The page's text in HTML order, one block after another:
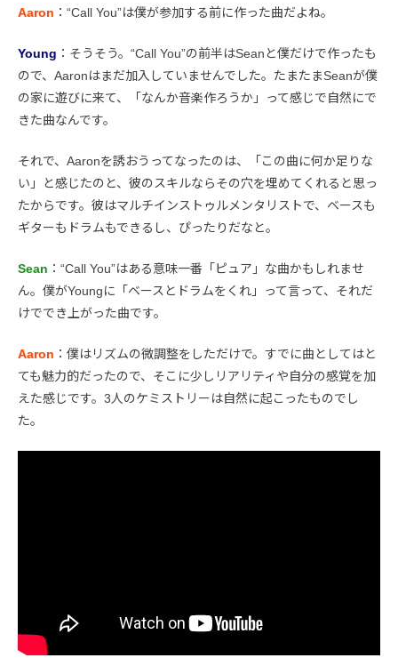
Aaron ：“Call You”は僕が参加する前に作った曲だよね。
Young ：そうそう。“Call You”の前半はSeanと僕だけで作ったも
ので、Aaronはまだ加入していませんでした。たまたまSeanが僕
の家に遊びに来て、「なんか音楽作ろうか」って感じで自然にで
きた曲なんです。
それで、Aaronを誘おうってなったのは、「この曲に何か足りな
い」と感じたのと、彼のスキルならその穴を埋めてくれると思っ
たからです。彼はマルチインストゥルメンタリストで、ベースも
ギターもドラムもできるし、ぴったりだなと。
Sean ：“Call You”はある意味一番「ピュア」な曲かもしれませ
ん。僕がYoungに「ベースとドラムをくれ」って言って、それだ
けででき上がった曲です。
Aaron ：僕はリズムの微調整をしただけで。すでに曲としてはと
ても魅力的だったので、そこに少しリアリティや自分の感覚を加
えた感じです。3人のケミストリーは自然に起こったものでし
た。